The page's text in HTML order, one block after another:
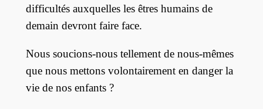
difficultés auxquelles les êtres humains de
demain devront faire face.
Nous soucions-nous tellement de nous-mêmes
que nous mettons volontairement en danger la
vie de nos enfants ?